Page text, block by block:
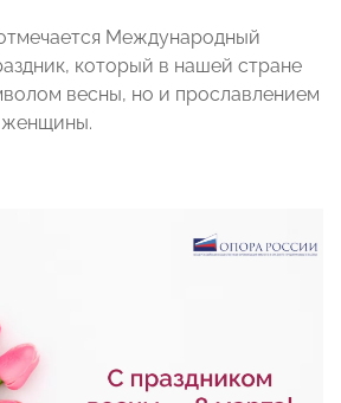
Международный
который в нашей стране
весны, но и прославлением
женщины.